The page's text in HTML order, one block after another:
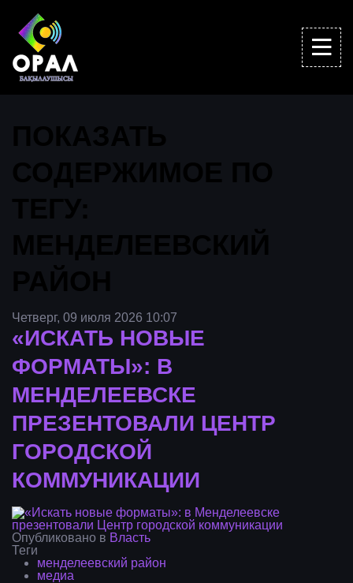
Четверг, 09 июля 2026 10:07
«ИСКАТЬ НОВЫЕ
ФОРМАТЫ»: В
МЕНДЕЛЕЕВСКЕ
ПРЕЗЕНТОВАЛИ ЦЕНТР
ГОРОДСКОЙ
КОММУНИКАЦИИ
Опубликовано в Власть
Теги
менделеевский район
медиа